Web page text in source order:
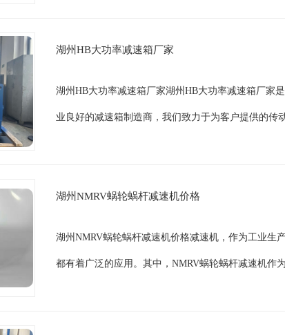
湖州HB大功率减速箱厂家
湖州HB大功率减速箱厂家湖州HB大功率减速箱厂家
业良好的减速箱制造商，我们致力于为客户提供的传
湖州NMRV蜗轮蜗杆减速机价格
湖州NMRV蜗轮蜗杆减速机价格减速机，作为工业生
都有着广泛的应用。其中，NMRV蜗轮蜗杆减速机作